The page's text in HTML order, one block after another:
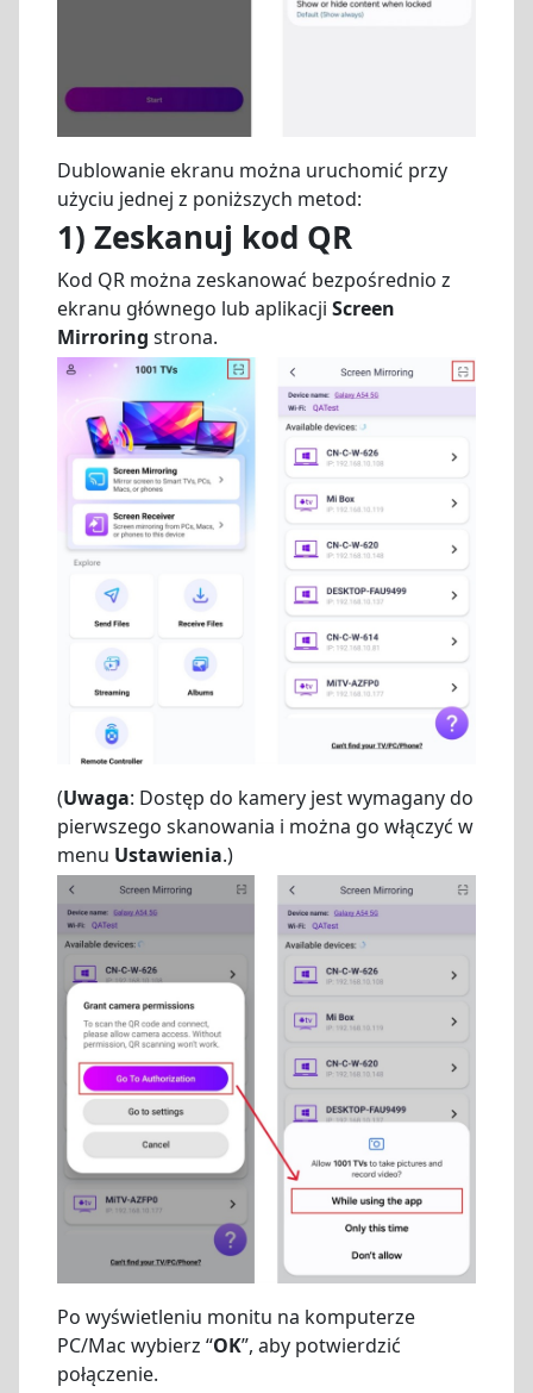
Dublowanie ekranu można uruchomić przy
użyciu jednej z poniższych metod:
1) Zeskanuj kod QR
Kod QR można zeskanować bezpośrednio z
ekranu głównego lub aplikacji Screen
Mirroring strona.
(Uwaga: Dostęp do kamery jest wymagany do
pierwszego skanowania i można go włączyć w
menu Ustawienia.)
Po wyświetleniu monitu na komputerze
PC/Mac wybierz “OK”, aby potwierdzić
połączenie.